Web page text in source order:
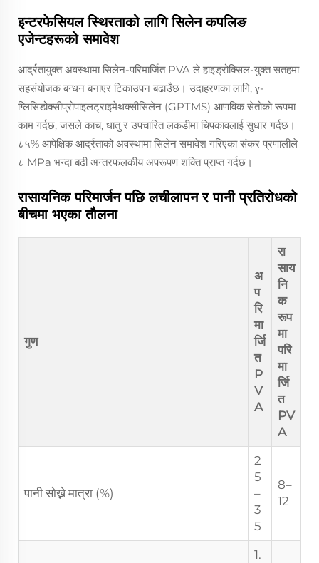
इन्टरफेसियल स्थिरताको लागि सिलेन कपलिङ
एजेन्टहरूको समावेश
आर्द्रतायुक्त अवस्थामा सिलेन-परिमार्जित PVA ले हाइड्रोक्सिल-युक्त सतहमा
सहसंयोजक बन्धन बनाएर टिकाउपन बढाउँछ। उदाहरणका लागि, γ-
ग्लिसिडोक्सीप्रोपाइलट्राइमेथक्सीसिलेन (GPTMS) आणविक सेतोको रूपमा
काम गर्दछ, जसले काच, धातु र उपचारित लकडीमा चिपकावलाई सुधार गर्दछ।
८५% आपेक्षिक आर्द्रताको अवस्थामा सिलेन समावेश गरिएका संकर प्रणालीले
८ MPa भन्दा बढी अन्तरफलकीय अपरूपण शक्ति प्राप्त गर्दछ।
रासायनिक परिमार्जन पछि लचीलापन र पानी प्रतिरोधको
बीचमा भएका तौलना
गुण
अ
प
रि
मा
र्जि
त
P
V
A
रा
साय
नि
क
रूप
मा
परि
मा
र्जि
त
PV
A
पानी सोख्ने मात्रा (%)
2
5
–
3
5
8–
12
1.